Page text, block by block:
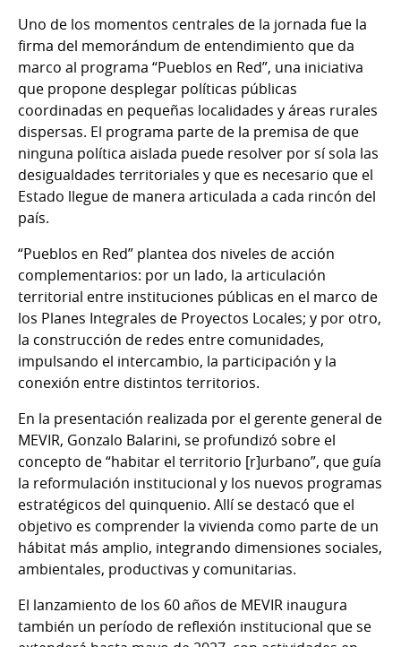
Uno de los momentos centrales de la jornada fue la
firma del memorándum de entendimiento que da
marco al programa “Pueblos en Red”, una iniciativa
que propone desplegar políticas públicas
coordinadas en pequeñas localidades y áreas rurales
dispersas. El programa parte de la premisa de que
ninguna política aislada puede resolver por sí sola las
desigualdades territoriales y que es necesario que el
Estado llegue de manera articulada a cada rincón del
país.
“Pueblos en Red” plantea dos niveles de acción
complementarios: por un lado, la articulación
territorial entre instituciones públicas en el marco de
los Planes Integrales de Proyectos Locales; y por otro,
la construcción de redes entre comunidades,
impulsando el intercambio, la participación y la
conexión entre distintos territorios.
En la presentación realizada por el gerente general de
MEVIR, Gonzalo Balarini, se profundizó sobre el
concepto de “habitar el territorio [r]urbano”, que guía
la reformulación institucional y los nuevos programas
estratégicos del quinquenio. Allí se destacó que el
objetivo es comprender la vivienda como parte de un
hábitat más amplio, integrando dimensiones sociales,
ambientales, productivas y comunitarias.
El lanzamiento de los 60 años de MEVIR inaugura
también un período de reflexión institucional que se